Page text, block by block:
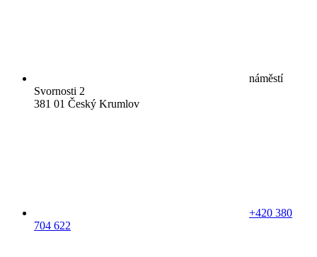
náměstí
Svornosti 2
381 01 Český Krumlov
+420 380
704 622